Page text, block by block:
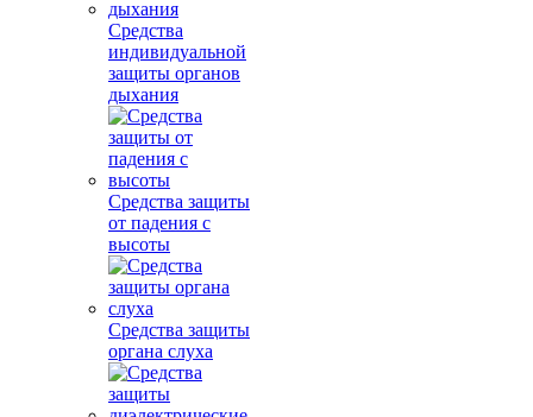
Средства
индивидуальной
защиты органов
дыхания
Средства защиты
от падения с
высоты
Средства защиты
органа слуха